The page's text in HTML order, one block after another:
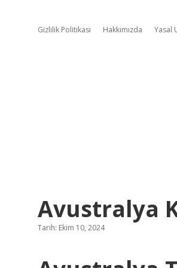
Gizlilik Politikası Hakkımızda Yasal
Avustralya
Tarih: Ekim 10, 2024